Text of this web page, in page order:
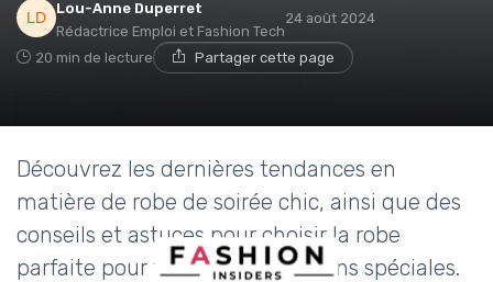
Lou-Anne Duperret
Rédactrice Emploi et Fashion Tech
24 août 2024
20 min de lecture Partager cette page
Découvrez les dernières tendances en
matière de robe de soirée chic, ainsi que des
conseils et astuces pour choisir la robe
parfaite pour toutes vos occasions spéciales.